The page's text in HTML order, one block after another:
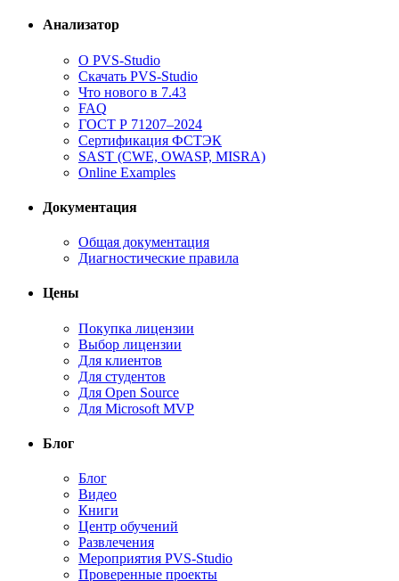
Анализатор
О PVS-Studio
Скачать PVS-Studio
Что нового в 7.43
FAQ
ГОСТ Р 71207–2024
Сертификация ФСТЭК
SAST (CWE, OWASP, MISRA)
Online Examples
Документация
Общая документация
Диагностические правила
Цены
Покупка лицензии
Выбор лицензии
Для клиентов
Для студентов
Для Open Source
Для Microsoft MVP
Блог
Блог
Видео
Книги
Центр обучений
Развлечения
Мероприятия PVS-Studio
Проверенные проекты